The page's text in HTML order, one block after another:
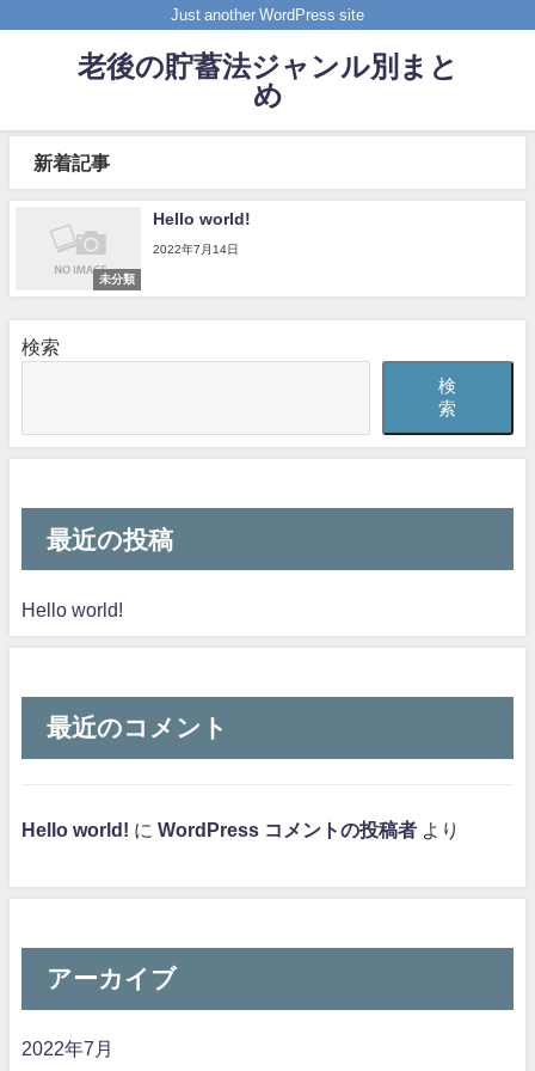
Just another WordPress site
老後の貯蓄法ジャンル別まと
め
新着記事
未分類
Hello world!
2022年7月14日
検索
検
索
最近の投稿
Hello world!
最近のコメント
Hello world! に WordPress コメントの投稿者 より
アーカイブ
2022年7月